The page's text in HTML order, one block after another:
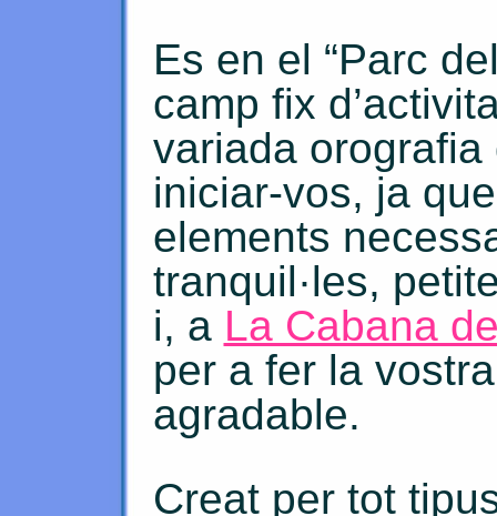
Es en el “Parc
camp fix
variada orografia
iniciar-vos, ja
elements
tranquil·les,
i, a La Cabana
per a fer la
agradable.
Creat per tot